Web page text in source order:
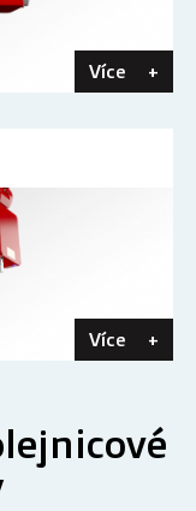
Více +
Více +